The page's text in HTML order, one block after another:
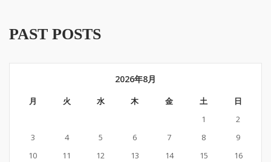
PAST POSTS
2026年8月
月 火 水 木 金 土
日
1
2
3
4 5 6 7 8
9
10
11 12 13 14 15
16